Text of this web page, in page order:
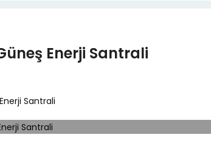
Enerji Santrali
Santrali